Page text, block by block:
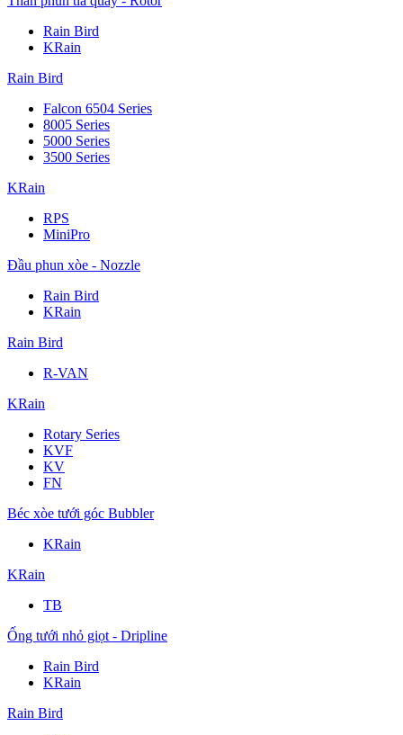
Rain Bird
KRain
Rain Bird
Falcon 6504 Series
8005 Series
5000 Series
3500 Series
KRain
RPS
MiniPro
Đầu phun xòe - Nozzle
Rain Bird
KRain
Rain Bird
R-VAN
KRain
Rotary Series
KVF
KV
FN
Béc xòe tưới góc Bubbler
KRain
KRain
TB
Ống tưới nhỏ giọt - Dripline
Rain Bird
KRain
Rain Bird